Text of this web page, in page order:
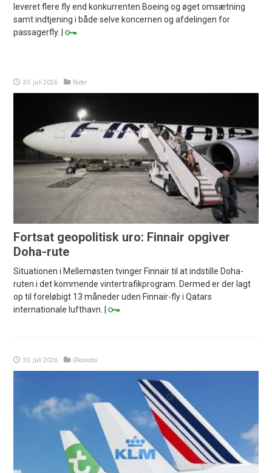
leveret flere fly end konkurrenten Boeing og øget omsætning
samt indtjening i både selve koncernen og afdelingen for
passagerfly. |
30. juli 2026 Ruter
Fortsat geopolitisk uro: Finnair opgiver
Doha-rute
Situationen i Mellemøsten tvinger Finnair til at indstille Doha-
ruten i det kommende vintertrafikprogram. Dermed er der lagt
op til foreløbigt 13 måneder uden Finnair-fly i Qatars
internationale lufthavn. |
30. juli 2026 Økonomi